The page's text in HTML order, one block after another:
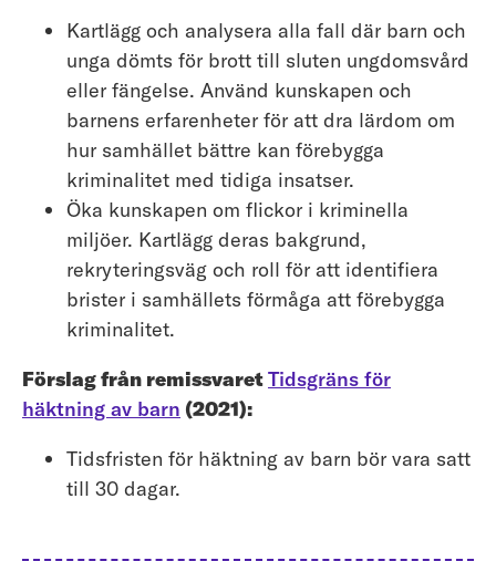
Kartlägg och analysera alla fall där barn och
unga dömts för brott till sluten ungdomsvård
eller fängelse. Använd kunskapen och
barnens erfarenheter för att dra lärdom om
hur samhället bättre kan förebygga
kriminalitet med tidiga insatser.
Öka kunskapen om flickor i kriminella
miljöer. Kartlägg deras bakgrund,
rekryteringsväg och roll för att identifiera
brister i samhällets förmåga att förebygga
kriminalitet.
Förslag från remissvaretTidsgräns för
häktning av barn (2021):
Tidsfristen för häktning av barn bör vara satt
till 30 dagar.